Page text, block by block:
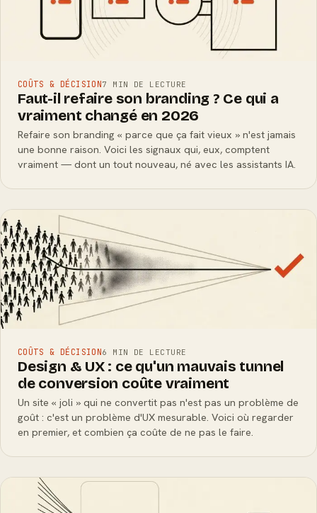
COÛTS & DÉCISION7 MIN DE LECTURE
Faut-il refaire son branding ? Ce qui a
vraiment changé en 2026
Refaire son branding « parce que ça fait vieux » n'est jamais
une bonne raison. Voici les signaux qui, eux, comptent
vraiment — dont un tout nouveau, né avec les assistants IA.
COÛTS & DÉCISION6 MIN DE LECTURE
Design & UX : ce qu'un mauvais tunnel
de conversion coûte vraiment
Un site « joli » qui ne convertit pas n'est pas un problème de
goût : c'est un problème d'UX mesurable. Voici où regarder
en premier, et combien ça coûte de ne pas le faire.